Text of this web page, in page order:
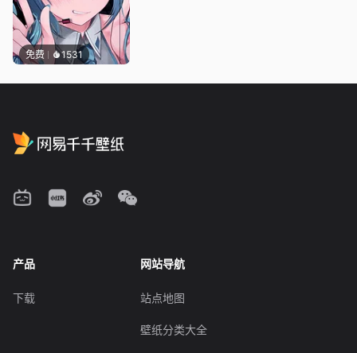
免费 1531
产品
下载
网站导航
站点地图
壁纸分类大全